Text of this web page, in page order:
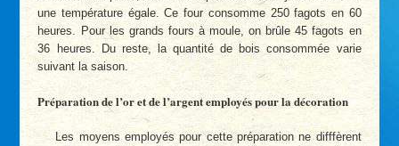
une température égale. Ce four consomme 250 fagots en 60
heures. Pour les grands fours à moule, on brûle 45 fagots en
36 heures. Du reste, la quantité de bois consommée varie
suivant la saison.
Préparation de l’or et de l’argent employés pour la décoration
Les moyens employés pour cette préparation ne difffèrent